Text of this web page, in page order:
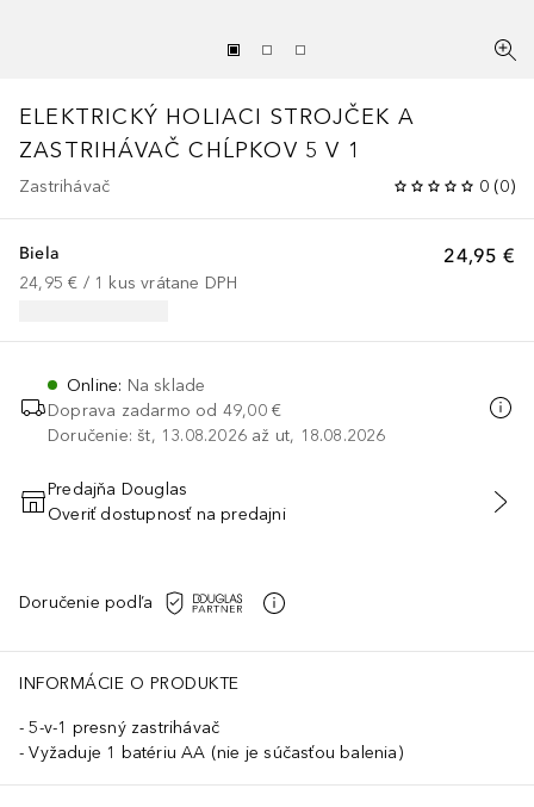
ELEKTRICKÝ HOLIACI STROJČEK A
ZASTRIHÁVAČ CHĹPKOV 5 V 1
Zastrihávač 0 (0)
24,95 €
Biela
24,95 € / 1 kus vrátane DPH
Online: Na sklade
Doprava zadarmo od 49,00 €
Doručenie: št, 13.08.2026 až ut, 18.08.2026
PRIDAŤ DO KOŠÍKA
Predajňa Douglas
Overiť dostupnosť na predajni
Doručenie podľa
INFORMÁCIE O PRODUKTE
5-v-1 presný zastrihávač
Vyžaduje 1 batériu AA (nie je súčasťou balenia)